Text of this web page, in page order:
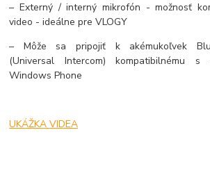
– Externý / interný mikrofón - možnosť
video - ideálne pre VLOGY
– Môže sa pripojiť k akémukoľvek
(Universal Intercom) kompatibilnému
Windows Phone
UKÁŽKA VIDEA